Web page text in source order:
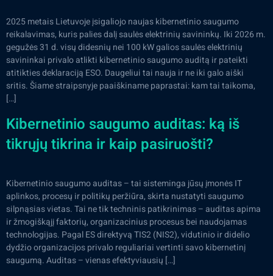
2025 metais Lietuvoje įsigaliojo naujas kibernetinio saugumo
reikalavimas, kuris palies dalį saulės elektrinių savininkų. Iki 2026 m.
gegužės 31 d. visų didesnių nei 100 kW galios saulės elektrinių
savininkai privalo atlikti kibernetinio saugumo auditą ir pateikti
atitikties deklaraciją ESO. Daugeliui tai nauja ir ne iki galo aiški
sritis. Šiame straipsnyje paaiškiname paprastai: kam tai taikoma,
[…]
Kibernetinio saugumo auditas: ką iš
tikrųjų tikrina ir kaip pasiruošti?
Kibernetinio saugumo auditas – tai sisteminga jūsų įmonės IT
aplinkos, procesų ir politikų peržiūra, skirta nustatyti saugumo
silpnąsias vietas. Tai ne tik techninis patikrinimas – auditas apima
ir žmogiškąjį faktorių, organizacinius procesus bei naudojamas
technologijas. Pagal ES direktyvą TIS2 (NIS2), vidutinio ir didelio
dydžio organizacijos privalo reguliariai vertinti savo kibernetinį
saugumą. Auditas – vienas efektyviausių […]